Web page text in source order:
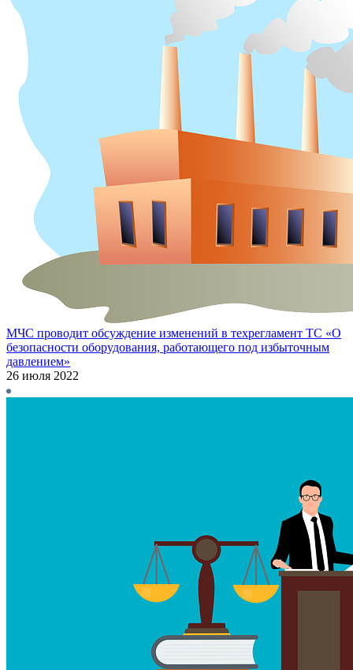
МЧС проводит обсуждение изменений в техрегламент ТС «О
безопасности оборудования, работающего под избыточным
давлением»
26 июля 2022